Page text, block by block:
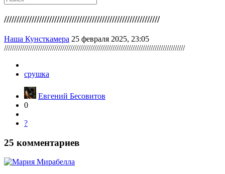
//////////////////////////////////////////////////////////////
Наша Кунсткамера 25 февраля 2025, 23:05
//////////////////////////////////////////////////////////////////////////////////////////
срушка
Евгений Бесовитов
0
?
25 комментариев